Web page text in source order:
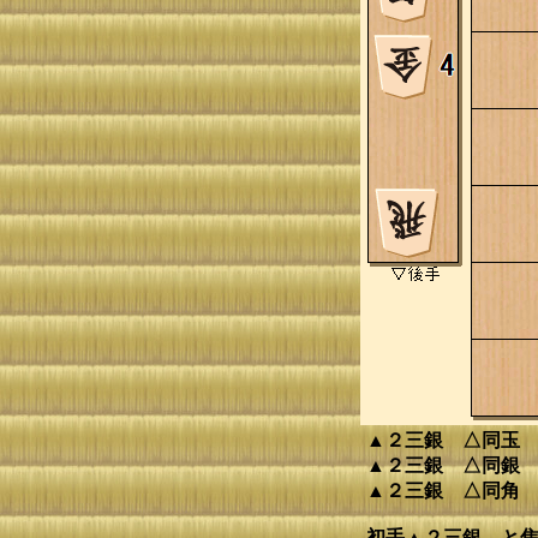
▲２三銀 △同玉
▲２三銀 △同銀
▲２三銀 △同角